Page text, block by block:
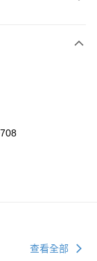
查看全部